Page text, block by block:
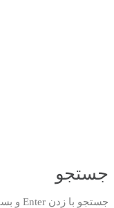
جستجو
جستجو با زدن Enter و بستن با زدن ESC